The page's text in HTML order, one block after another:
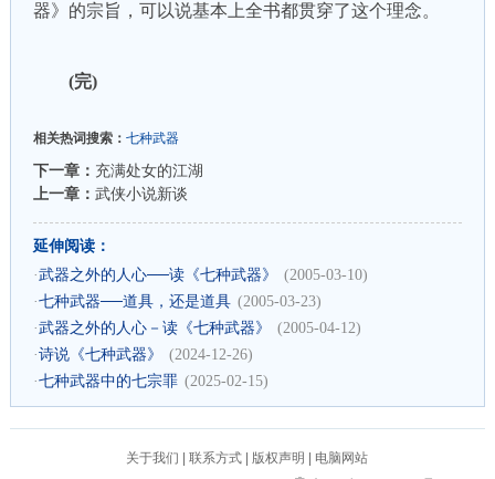
器》的宗旨，可以说基本上全书都贯穿了这个理念。
(完)
相关热词搜索： 七种武器
下一章： 充满处女的江湖
上一章： 武侠小说新谈
延伸阅读：
·武器之外的人心──读《七种武器》
(2005-03-10)
·七种武器──道具，还是道具 (2005-03-23)
·武器之外的人心－读《七种武器》
(2005-04-12)
·诗说《七种武器》
(2024-12-26)
·七种武器中的七宗罪 (2025-02-15)
关于我们 |联系方式 版权声明
电脑网站